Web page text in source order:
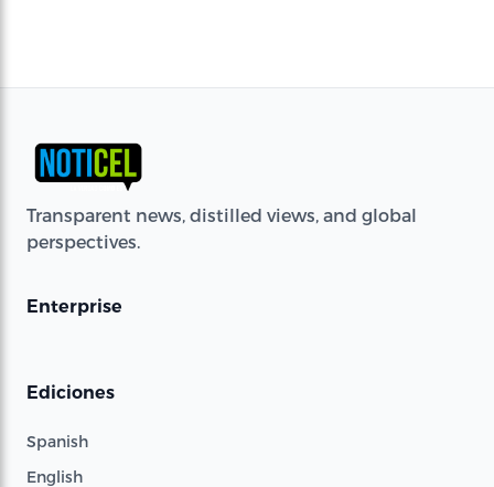
Transparent news, distilled views, and global
perspectives.
Enterprise
Ediciones
Spanish
English